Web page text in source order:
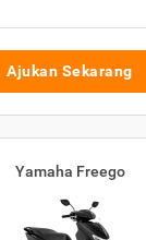
Ajukan Sekarang
Yamaha Freego